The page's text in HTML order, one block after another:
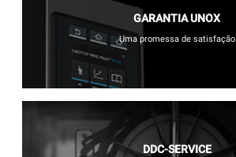
GARANTIA UNOX
Uma promessa de satisfação
DDC-SERVICE